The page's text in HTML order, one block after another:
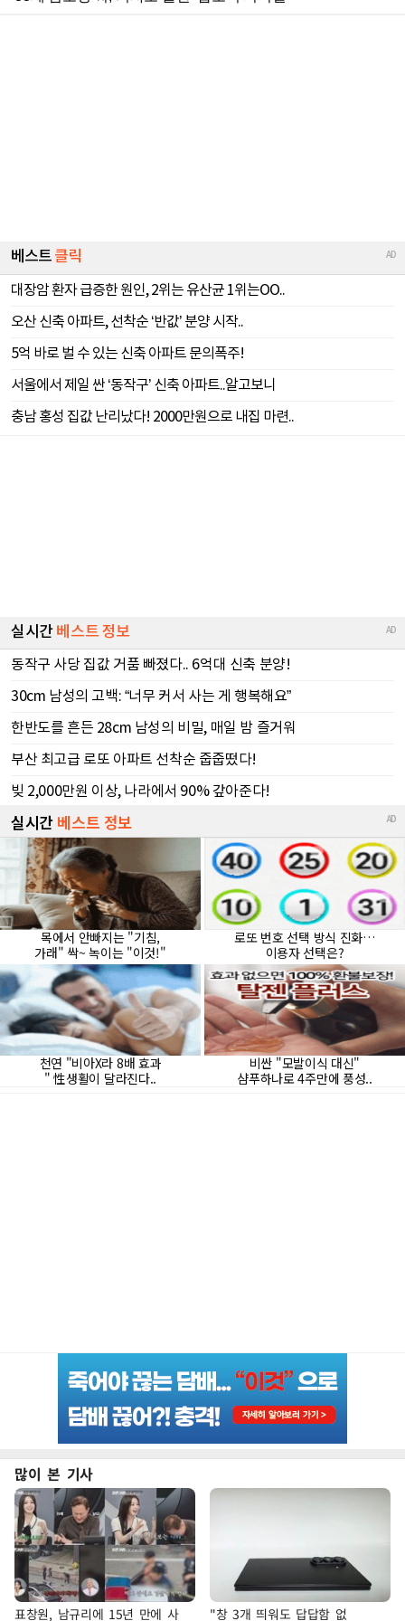
많이 본 기사
표창원, 남규리에 15년 만에 사 "창 3개 띄워도 답답함 없